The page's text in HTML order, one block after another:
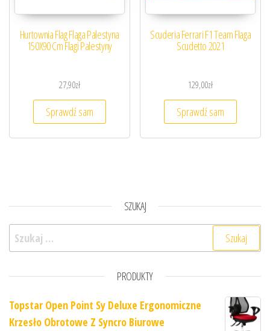
Hurtownia Flag Flaga Palestyna
150X90 Cm Flagi Palestyny
27,90zł
Sprawdź sam
Scuderia Ferrari F1 Team Flaga
Scudetto 2021
129,00zł
Sprawdź sam
SZUKAJ
Szukaj:
PRODUKTY
Topstar Open Point Sy Deluxe Ergonomiczne
Krzesło Obrotowe Z Syncro Biurowe